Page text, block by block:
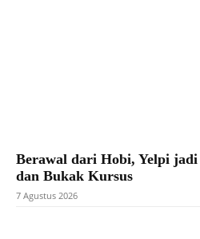
Berawal dari Hobi, Yelpi
dan Bukak Kursus
7 Agustus 2026